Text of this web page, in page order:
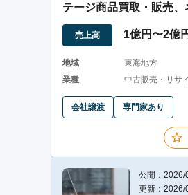
テージ商品買取・販売、
東海地方】
売上高 1億円〜2億
地域
東海地方
業種
中古販売・リサ
会社譲渡 専門家あり
公開：2026/
更新：2026/